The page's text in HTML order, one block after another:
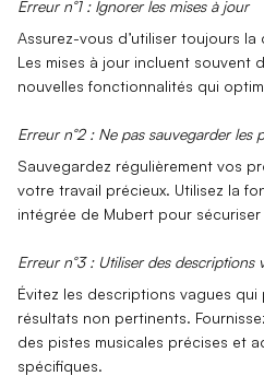
Erreur n°1 : Ignorer les mises à jour
Assurez-vous d’utiliser toujours la
Les mises à jour incluent souvent
nouvelles fonctionnalités qui
Erreur n°2 : Ne pas sauvegarder les
Sauvegardez régulièrement vos
votretravail précieux. Utilisez la
intégrée de Mubert pour sécuriser
Erreur n°3 : Utiliser des descriptions
Évitez les descriptions vagues
résultats non pertinents.
des pistes musicales précises et
spécifiques.